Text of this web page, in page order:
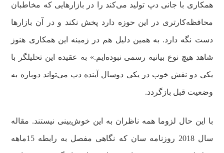
همکاری با جانی دپ تولید می‌کند را در بازارهایی که مخاطبان
محافظه‌کارتری در این حوزه دارد پخش نکند و در آن بازارها
دست نگه دارد. به همین دلیل هم در زمینه این همکاری هنوز
شاهد هیچ نوع بیانیه رسمی نبوده‌ایم.» به عقیده این تحلیلگر با
یکی دو نقش خوب در یکی دوسال آینده دپ می‌تواند دوباره به
وضعیت قبل بازگردد.
با این حال لزوما همه ناظران به این خوش‌بینی نیستند. مقاله
سال 2018 روزنامه سان که نگاهی مفصل به رابطه 15ماهه